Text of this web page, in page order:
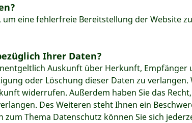
um eine fehlerfreie Bereitstellung der Website
Ihrer Daten?
Auskunft über Herkunft,
oder Löschung dieser Daten zu
widerrufen. Außerdem haben Sie das
Des Weiteren steht Ihnen ein
zum Thema Datenschutz können Sie sich